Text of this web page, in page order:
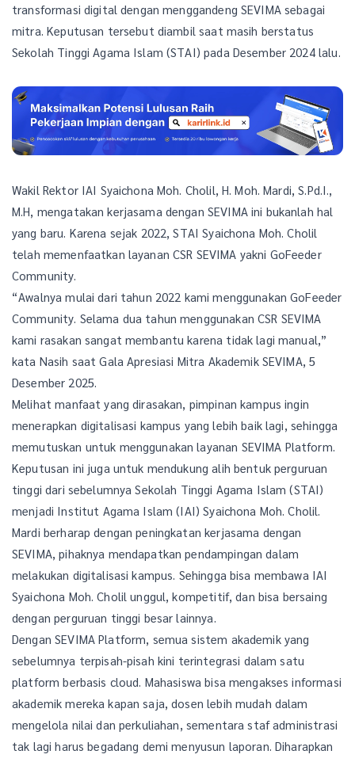
transformasi digital dengan menggandeng SEVIMA sebagai
mitra. Keputusan tersebut diambil saat masih berstatus
Sekolah Tinggi Agama Islam (STAI) pada Desember 2024 lalu.
Wakil Rektor IAI Syaichona Moh. Cholil, H. Moh. Mardi, S.Pd.I.,
M.H, mengatakan kerjasama dengan SEVIMA ini bukanlah hal
yang baru. Karena sejak 2022, STAI Syaichona Moh. Cholil
telah memenfaatkan layanan CSR SEVIMA yakni GoFeeder
Community.
“Awalnya mulai dari tahun 2022 kami menggunakan GoFeeder
Community. Selama dua tahun menggunakan CSR SEVIMA
kami rasakan sangat membantu karena tidak lagi manual,”
kata Nasih saat Gala Apresiasi Mitra Akademik SEVIMA, 5
Desember 2025.
Melihat manfaat yang dirasakan, pimpinan kampus ingin
menerapkan digitalisasi kampus yang lebih baik lagi, sehingga
memutuskan untuk menggunakan layanan SEVIMA Platform.
Keputusan ini juga untuk mendukung alih bentuk perguruan
tinggi dari sebelumnya Sekolah Tinggi Agama Islam (STAI)
menjadi Institut Agama Islam (IAI) Syaichona Moh. Cholil.
Mardi berharap dengan peningkatan kerjasama dengan
SEVIMA, pihaknya mendapatkan pendampingan dalam
melakukan digitalisasi kampus. Sehingga bisa membawa IAI
Syaichona Moh. Cholil unggul, kompetitif, dan bisa bersaing
dengan perguruan tinggi besar lainnya.
Dengan SEVIMA Platform, semua sistem akademik yang
sebelumnya terpisah-pisah kini terintegrasi dalam satu
platform berbasis cloud. Mahasiswa bisa mengakses informasi
akademik mereka kapan saja, dosen lebih mudah dalam
mengelola nilai dan perkuliahan, sementara staf administrasi
tak lagi harus begadang demi menyusun laporan. Diharapkan